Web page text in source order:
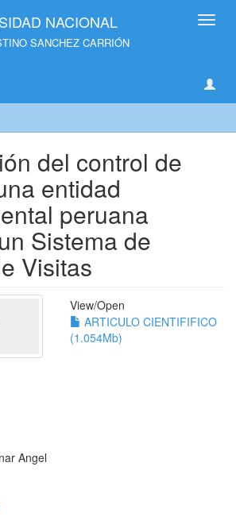
NACIONAL
SANCHEZ CARRIÓN
del control de
entidad
peruana
Sistema de
Visitas
View/Open
ARTICULO CIENTIFIFICO
(1.054Mb)
Angel